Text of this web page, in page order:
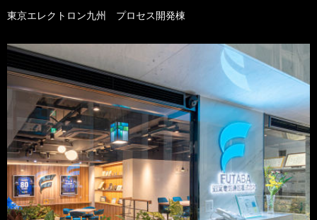
東京エレクトロン九州 プロセス開発棟